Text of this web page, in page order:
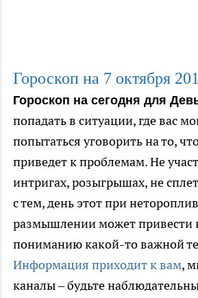
Гороскоп на 7 октября
Гороскоп на сегодня для
попадать в ситуации, где вас
попытаться уговорить на то,
приведет к проблемам. Не
интригах, розыгрышах, не
с тем, день этот при
размышлении может привести
пониманию какой-то важной
Информация приходит к вам,
каналы – будьте